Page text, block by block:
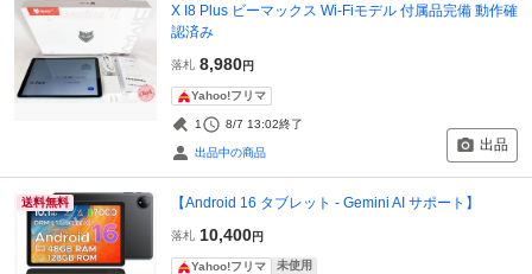
X I8 Plus ビーマックス Wi-Fiモデル 付属品完備 動作確
認済み
落札 8,980円
Yahoo!フリマ
1 8/7 13:02終了
出品中の商品 出品
送料無料 【Android 16 タブレット - Gemini AI サポート】
落札 10,400円
Yahoo!フリマ 未使用